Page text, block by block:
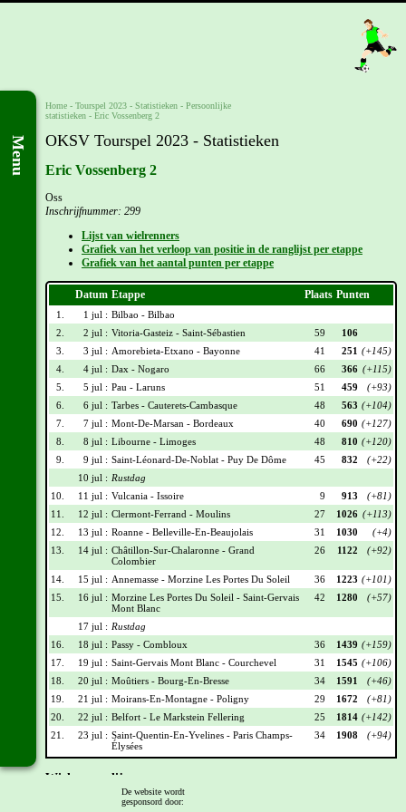
Menu
Home - Tourspel 2023 - Statistieken - Persoonlijke
statistieken - Eric Vossenberg 2
OKSV Tourspel 2023 - Statistieken
Eric Vossenberg 2
Oss
Inschrijfnummer: 299
Lijst van wielrenners
Grafiek van het verloop van positie in de ranglijst per etappe
Grafiek van het aantal punten per etappe
Datum Etappe Plaats Punten
1. 1 jul : Bilbao - Bilbao
2.
2 jul : Vitoria-Gasteiz - Saint-Sébastien 59
106
3.
3 jul : Amorebieta-Etxano - Bayonne 41 251 (+145)
4.
4 jul : Dax - Nogaro 66 366 (+115)
5.
5 jul : Pau - Laruns 51 459
(+93)
6.
6 jul : Tarbes - Cauterets-Cambasque 48 563 (+104)
7.
7 jul : Mont-De-Marsan - Bordeaux 40 690 (+127)
8.
8 jul : Libourne - Limoges 48 810 (+120)
9.
9 jul : Saint-Léonard-De-Noblat - Puy De Dôme 45 832
(+22)
10 jul : Rustdag
10.
11 jul : Vulcania - Issoire 9 913
(+81)
11.
12 jul : Clermont-Ferrand - Moulins 27 1026 (+113)
12.
13 jul : Roanne - Belleville-En-Beaujolais 31 1030
(+4)
13.
14 jul : Châtillon-Sur-Chalaronne - Grand
Colombier
26 1122 (+92)
14. 15 jul : Annemasse - Morzine Les Portes Du Soleil 36 1223 (+101)
15.
16 jul : Morzine Les Portes Du Soleil - Saint-Gervais
Mont Blanc
42 1280 (+57)
17 jul : Rustdag
16.
18 jul : Passy - Combloux 36 1439 (+159)
17.
19 jul : Saint-Gervais Mont Blanc - Courchevel 31 1545 (+106)
18.
20 jul : Moûtiers - Bourg-En-Bresse 34 1591
(+46)
19.
21 jul : Moirans-En-Montagne - Poligny 29 1672
(+81)
20.
22 jul : Belfort - Le Markstein Fellering 25 1814 (+142)
21.
23 jul : Saint-Quentin-En-Yvelines - Paris Champs-
Élysées
34 1908 (+94)
Wielrennerslijst
De website wordt
gesponsord door: